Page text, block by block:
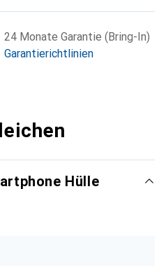
24 Monate Garantie (Bring-In)
Garantierichtlinien
Hülle